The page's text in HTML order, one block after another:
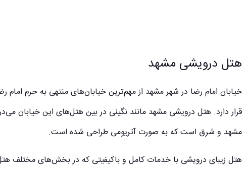
هتل درویشی مشهد
خیابان امام رضا در شهر مشهد از مهم‌ترین خیابان‌های منتهی به حرم
قرار دارد. هتل درویشی مشهد مانند نگینی در بین هتل‌های این خیابان
مشهد و شرق است که به صورت آتریومی طراحی شده است.
هتل زیبای درویشی با خدمات کامل و باکیفیتی که در بخش‌های مختلف